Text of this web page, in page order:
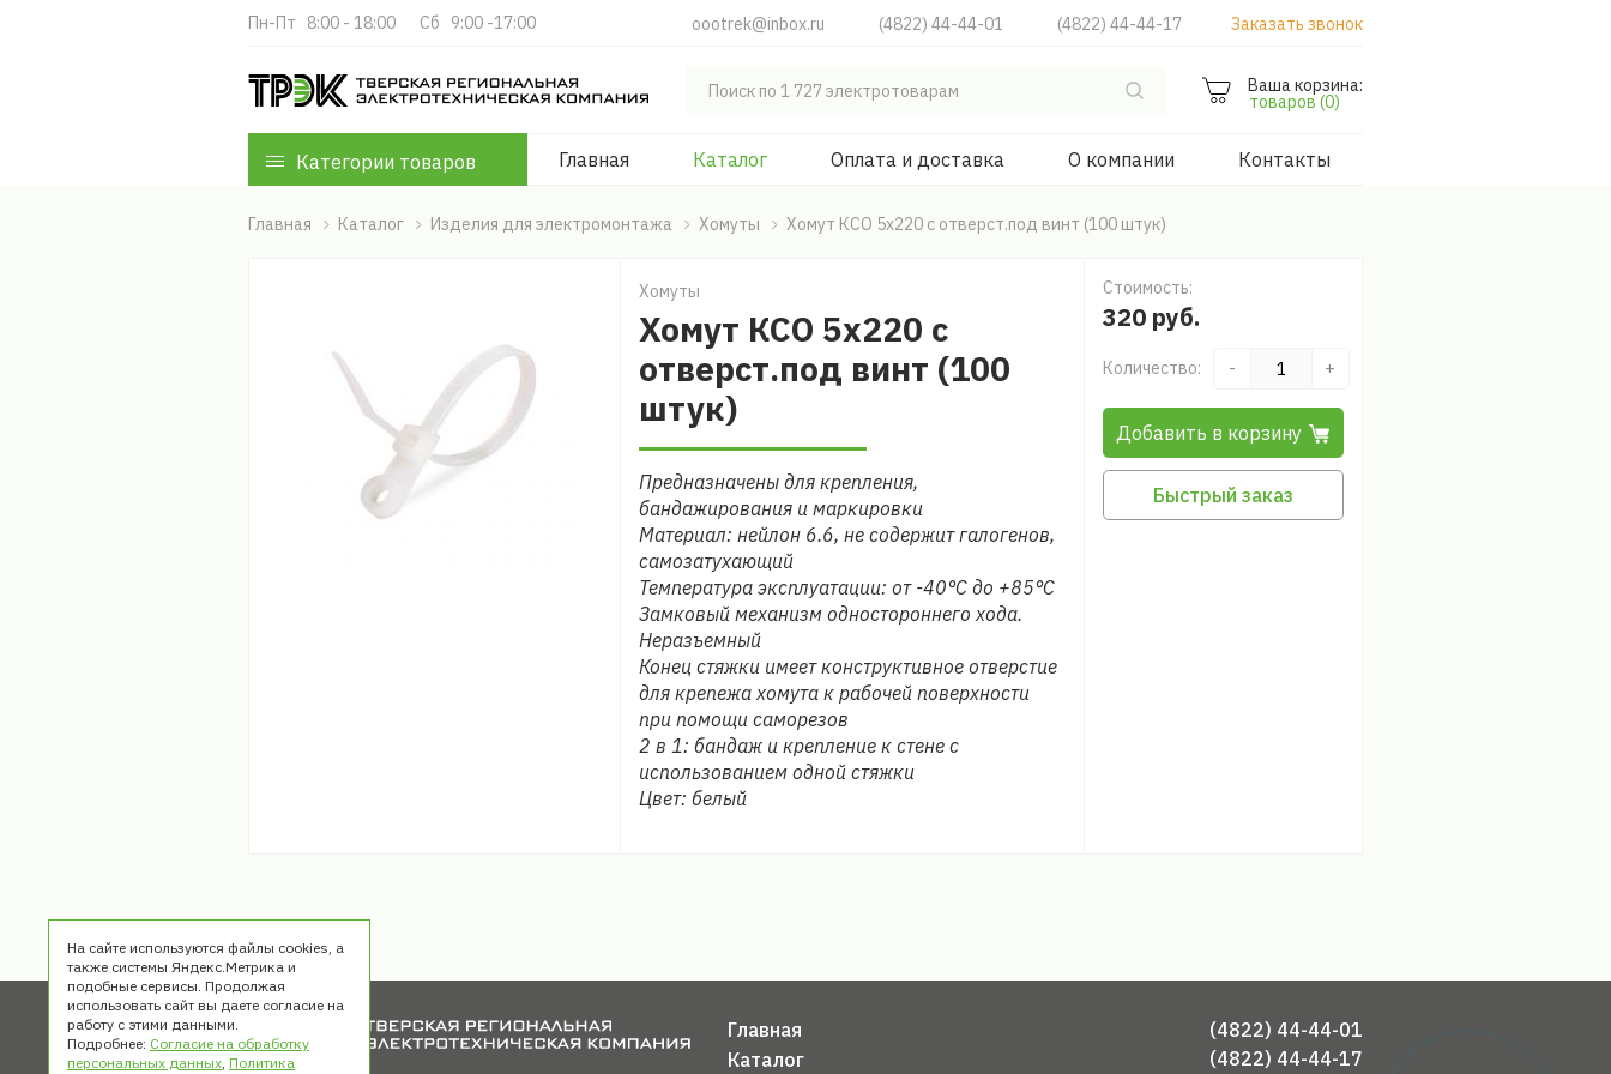
Пн-Пт   8:00 - 18:00 Cб   9:00 -17:00 oootrek@inbox.ru (4822) 44-44-01 (4822) 44-44-17 Заказать звонок
Ваша корзина:
товаров (0)
Категории товаров Главная Каталог Оплата и доставка О компании Контакты
Главная Каталог Изделия для электромонтажа Хомуты Хомут КСО 5х220 с отверст.под винт (100 штук)
Хомуты
Хомут КСО 5х220 с
отверст.под винт (100
штук)
Предназначены для крепления,
бандажирования и маркировки
Материал: нейлон 6.6, не содержит галогенов,
самозатухающий
Температура эксплуатации: от -40°C до +85°C
Замковый механизм одностороннего хода.
Неразъемный
Конец стяжки имеет конструктивное отверстие
для крепежа хомута к рабочей поверхности
при помощи саморезов
2 в 1: бандаж и крепление к стене с
использованием одной стяжки
Цвет: белый
Стоимость:
320 руб.
Количество: - +
Добавить в корзину
Быстрый заказ
Главная
Каталог
(4822) 44-44-01
(4822) 44-44-17
На сайте используются файлы cookies, а
также системы Яндекс.Метрика и
подобные сервисы. Продолжая
использовать сайт вы даете согласие на
работу с этими данными.
Подробнее: Согласие на обработку
персональных данных, Политика